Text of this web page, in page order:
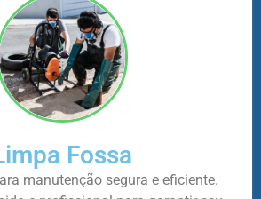
Fossa
manutenção segura e eficiente.